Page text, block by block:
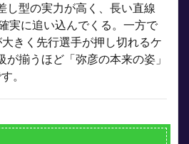
し型の実力が高く、長い直線
実に追い込んでくる。一方で
きく先行選手が押し切れるケ
が揃うほど「弥彦の本来の姿」
。